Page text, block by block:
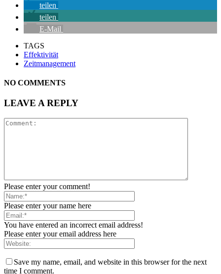
teilen
teilen
E-Mail
TAGS
Effektivität
Zeitmanagement
NO COMMENTS
LEAVE A REPLY
Please enter your comment!
Please enter your name here
You have entered an incorrect email address!
Please enter your email address here
Save my name, email, and website in this browser for the next
time I comment.